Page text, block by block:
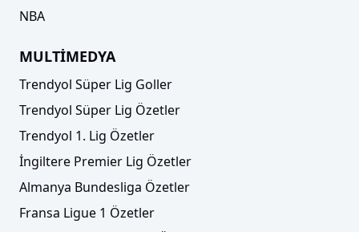
NBA
MULTİMEDYA
Trendyol Süper Lig Goller
Trendyol Süper Lig Özetler
Trendyol 1. Lig Özetler
İngiltere Premier Lig Özetler
Almanya Bundesliga Özetler
Fransa Ligue 1 Özetler